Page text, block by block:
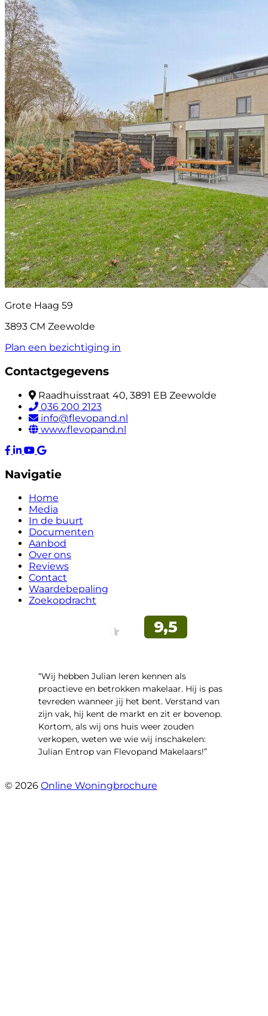
Grote Haag 59
3893 CM Zeewolde
Plan een bezichtiging in
Contactgegevens
Raadhuisstraat 40, 3891 EB Zeewolde
036 200 2123
info@flevopand.nl
www.flevopand.nl
Navigatie
Home
Media
In de buurt
Documenten
Aanbod
Over ons
Reviews
Contact
Waardebepaling
Zoekopdracht
“Wij hebben Julian leren kennen als
proactieve en betrokken makelaar. Hij is pas
tevreden wanneer jij het bent. Verstand van
zijn vak, hij kent de markt en zit er bovenop.
Kortom, als wij ons huis weer zouden
verkopen, weten we wie wij inschakelen:
Julian Entrop van Flevopand Makelaars!”
© 2026 Online Woningbrochure